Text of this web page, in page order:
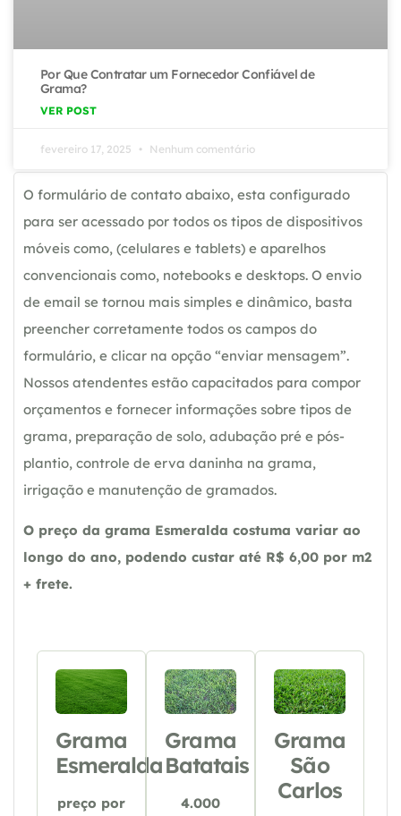
Por Que Contratar um Fornecedor Confiável de
Grama?
VER POST
fevereiro 17, 2025 Nenhum comentário
O formulário de contato abaixo, esta configurado
para ser acessado por todos os tipos de dispositivos
móveis como, (celulares e tablets) e aparelhos
convencionais como, notebooks e desktops. O envio
de email se tornou mais simples e dinâmico, basta
preencher corretamente todos os campos do
formulário, e clicar na opção “enviar mensagem”.
Nossos atendentes estão capacitados para compor
orçamentos e fornecer informações sobre tipos de
grama, preparação de solo, adubação pré e pós-
plantio, controle de erva daninha na grama,
irrigação e manutenção de gramados.
O preço da grama Esmeralda costuma variar ao
longo do ano, podendo custar até R$ 6,00 por m2
+ frete.
Grama
Esmeralda
preço por
Grama
Batatais
4.000
Grama
São
Carlos